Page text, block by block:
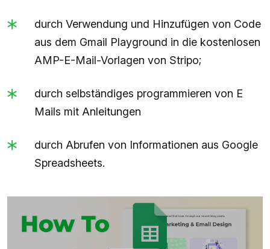
durch Verwendung und Hinzufügen von Code
aus dem Gmail Playground in die kostenlosen
AMP-E-Mail-Vorlagen von Stripo;
durch selbständiges programmieren von E
Mails mit Anleitungen
durch Abrufen von Informationen aus Google
Spreadsheets.